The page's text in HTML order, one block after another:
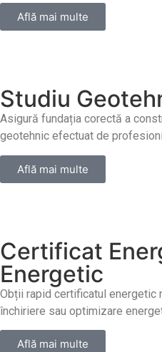
Află mai multe
Studiu
Asigură fundația corectă a
geotehnic efectuat de
Află mai multe
Certificat
Energetic
Obții rapid certificatul energetic
închiriere sau optimizare
Află mai multe